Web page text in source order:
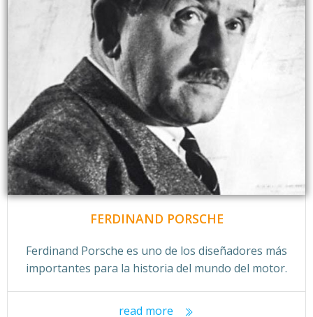
FERDINAND PORSCHE
Ferdinand Porsche es uno de los diseñadores más
importantes para la historia del mundo del motor.
read more